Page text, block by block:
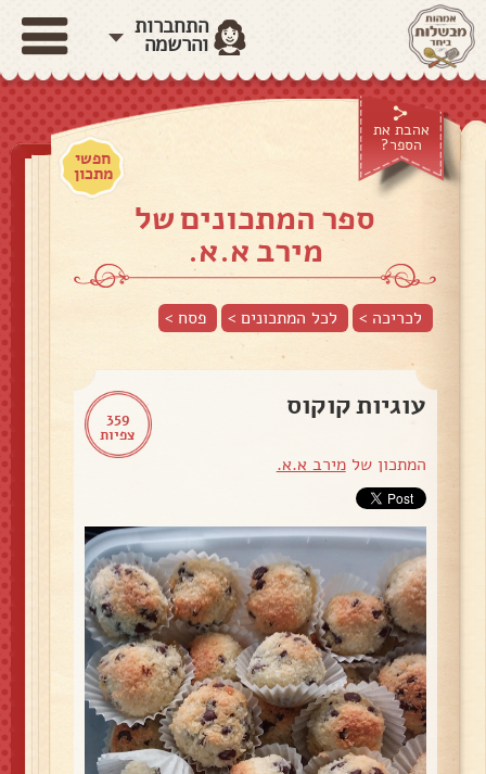
התחברות
והרשמה
אהבת את
הספר?
חפשי
מתכון
ספר המתכונים של
מירב א.א.
לכריכה > לכל המתכונים > פסח >
359
צפיות
עוגיות קוקוס
המתכון שלמירב א.א.